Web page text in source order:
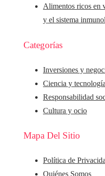
Alimentos ricos en
y el sistema
Categorías
Inversiones y
Ciencia y tecnología
Responsabilidad
Cultura y ocio
Mapa Del Sitio
Política de
Quiénes Somos